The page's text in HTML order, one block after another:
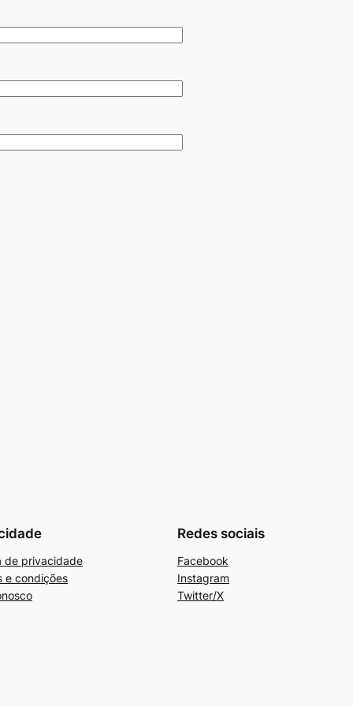
de privacidade
e condições
Redes sociais
Facebook
Instagram
Twitter/X